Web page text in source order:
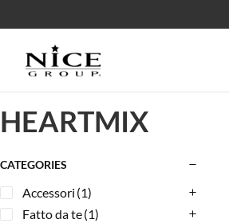
HEARTMIX
CATEGORIES
Accessori (1)
Fatto da te(1)